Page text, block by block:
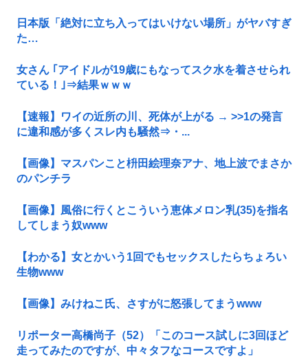
日本版「絶対に立ち入ってはいけない場所」がヤバすぎ
た…
女さん ｢アイドルが19歳にもなってスク水を着させられ
ている！｣⇒結果ｗｗｗ
【速報】ワイの近所の川、死体が上がる → >>1の発言
に違和感が多くスレ内も騒然⇒・...
【画像】マスパンこと枡田絵理奈アナ、地上波でまさか
のパンチラ
【画像】風俗に行くとこういう恵体メロン乳(35)を指名
してしまう奴www
【わかる】女とかいう1回でもセックスしたらちょろい
生物www
【画像】みけねこ氏、さすがに怒張してまうwww
リポーター高橋尚子（52）「このコース試しに3回ほど
走ってみたのですが、中々タフなコースですよ」